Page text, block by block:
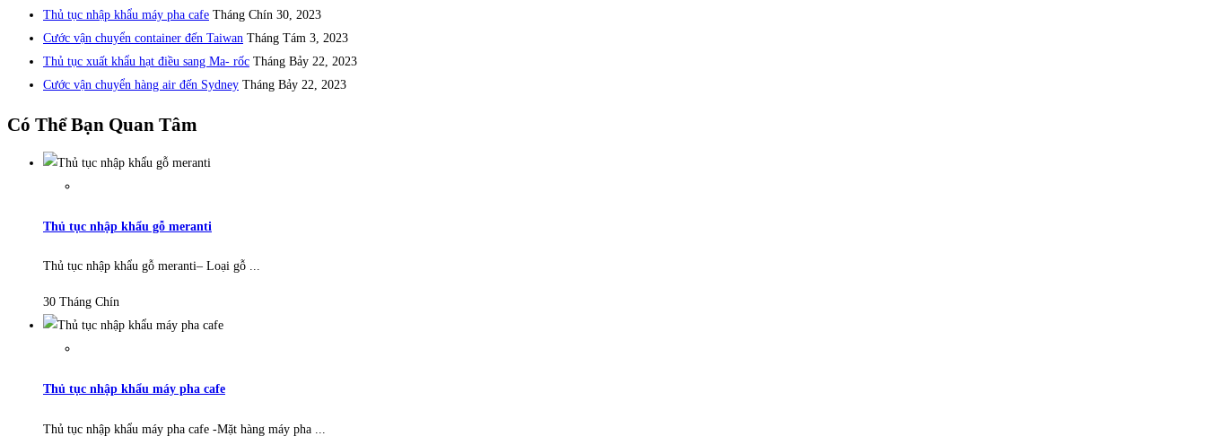
Thủ tục nhập khẩu máy pha cafe Tháng Chín 30, 2023
Cước vận chuyển container đến Taiwan Tháng Tám 3, 2023
Thủ tục xuất khẩu hạt điều sang Ma- rốc Tháng Bảy 22, 2023
Cước vận chuyển hàng air đến Sydney Tháng Bảy 22, 2023
Có Thể Bạn Quan Tâm
Thủ tục nhập khẩu gỗ meranti
Thủ tục nhập khẩu gỗ meranti– Loại gỗ ...
30 Tháng Chín
Thủ tục nhập khẩu máy pha cafe
Thủ tục nhập khẩu máy pha cafe -Mặt hàng máy pha ...